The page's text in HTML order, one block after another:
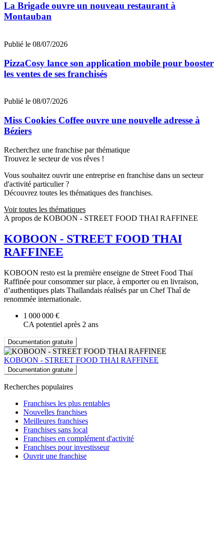
La Brigade ouvre un nouveau restaurant à
Montauban
Publié le 08/07/2026
PizzaCosy lance son application mobile pour booster
les ventes de ses franchisés
Publié le 08/07/2026
Miss Cookies Coffee ouvre une nouvelle adresse à
Béziers
Recherchez une franchise par thématique
Trouvez le secteur de vos rêves !
Vous souhaitez ouvrir une entreprise en franchise dans un secteur
d'activité particulier ?
Découvrez toutes les thématiques des franchises.
Voir toutes les thématiques
A propos de KOBOON - STREET FOOD THAI RAFFINEE
KOBOON - STREET FOOD THAI
RAFFINEE
KOBOON resto est la première enseigne de Street Food Thaï
Raffinée pour consommer sur place, à emporter ou en livraison,
d’authentiques plats Thaïlandais réalisés par un Chef Thaî de
renommée internationale.
1 000 000 €
CA potentiel après 2 ans
Documentation gratuite
KOBOON - STREET FOOD THAI RAFFINEE
Documentation gratuite
Recherches populaires
Franchises les plus rentables
Nouvelles franchises
Meilleures franchises
Franchises sans local
Franchises en complément d'activité
Franchises pour investisseur
Ouvrir une franchise